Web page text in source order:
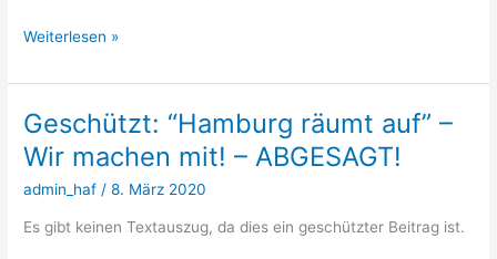
Geschützt:
aus
Protokoll
zur
Jahreshauptversammlung
Weiterlesen »
Geschützt: “Hamburg räumt auf” –
Wir machen mit! – ABGESAGT!
admin_haf /8. März 2020
Es gibt keinen Textauszug, da dies ein geschützter Beitrag ist.